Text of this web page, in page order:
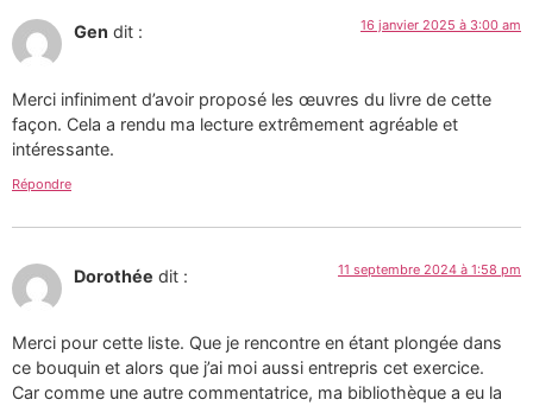
Gen dit : 16 janvier 2025 à 3:00 am
Merci infiniment d’avoir proposé les œuvres du livre de cette
façon. Cela a rendu ma lecture extrêmement agréable et
intéressante.
Répondre
Dorothée dit : 11 septembre 2024 à 1:58 pm
Merci pour cette liste. Que je rencontre en étant plongée dans
ce bouquin et alors que j’ai moi aussi entrepris cet exercice.
Car comme une autre commentatrice, ma bibliothèque a eu la